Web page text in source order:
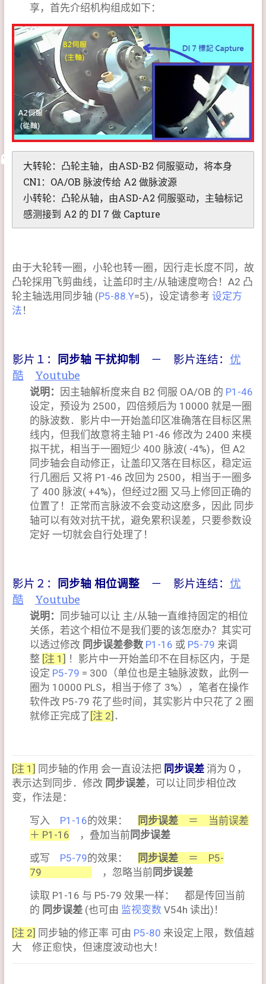
享，首先介绍机构组成如下：
大转轮：凸轮主轴，由ASD-B2 伺服驱动，将本身
CN1：OA/OB 脉波传给 A2 做脉波源
小转轮：凸轮从轴，由ASD-A2 伺服驱动，主轴标记
感测接到 A2 的 DI 7 做 Capture
由于大轮转一圈，小轮也转一圈，因行走长度不同，故
凸轮採用飞剪曲线，让盖印时主/从轴速度吻合！A2 凸
轮主轴选用同步轴 (P5-88.Y=5)，设定请参考 设定方
法 ！
影片１： 同步轴 干扰抑制 － 影片连结： 优
酷
Youtube
说明： 因主轴解析度来自 B2 伺服 OA/OB 的 P1-46
设定，预设为 2500，四倍频后为 10000 就是一圈
的脉波数．影片中一开始盖印区准确落在目标区黑
线内，但我们故意将主轴 P1-46 修改为 2400 来模
拟干扰，相当于一圈短少 400 脉波( -4%)，但 A2
同步轴会自动修正，让盖印又落在目标区，稳定运
行几圈后 又将 P1-46 改回为 2500，相当于一圈多
了 400 脉波( +4%)，但经过2圈 又马上修回正确的
位置了！正常而言脉波不会变动这麽多，因此 同步
轴可以有效对抗干扰，避免累积误差，只要参数设
定好 一切就会自行处理了！
影片２： 同步轴 相位调整－ 影片连结： 优
酷
Youtube
说明：
同步轴可以让 主/从轴一直维持固定的相位
关係，若这个相位不是我们要的该怎麽办？其实可
以透过修改 同步误差参数 P1-16 或 P5-79 来调
整 [注 1] ！影片中一开始盖印不在目标区内，于是
设定 P5-79 = 300（单位也是主轴脉波数，此例一
圈为 10000 PLS，相当于修了 3%），笔者在操作
软件改 P5-79 花了些时间，其实影片中只花了２圈
就修正完成了 [注 2] ．
[注 1] 同步轴的作用 会一直设法把 同步误差消为０，
表示达到同步．修改 同步误差，可以让同步相位改
变，作法是：
写入 P1-16的效果： 同步误差＝ 当前误差
＋ P1-16 ，叠加当前 同步误差
或写 P5-79的效果： 同步误差＝ P5-
79
，忽略当前 同步误差
读取 P1-16 与 P5-79 效果一样： 都是传回当前
的 同步误差 (也可由 监视变数 V54h 读出)！
[注 2] 同步轴的修正率 可由 P5-80 来设定上限，数值越
大 修正愈快，但速度波动也大！